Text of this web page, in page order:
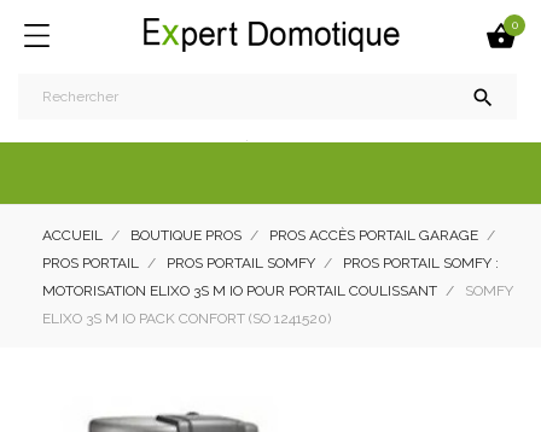
0

ACCUEIL BOUTIQUE PROS
PROS ACCÈS PORTAIL GARAGE
PROS PORTAIL
PROS PORTAIL SOMFY
PROS PORTAIL SOMFY :
MOTORISATION ELIXO 3S M IO POUR PORTAIL COULISSANT
SOMFY
ELIXO 3S M IO PACK CONFORT (SO 1241520)